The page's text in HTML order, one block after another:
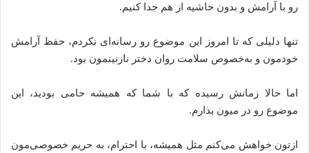
رو با آرامش و بدون حاشیه از هم جدا کنیم.
تنها دلیلی که تا امروز این موضوع رو رسانه‌ای نکردم، حفظ آرامش
خودمون و به‌خصوص سلامت روان دختر نازنینمون بود.
اما حالا زمانش رسیده که با شما که همیشه حامی بودید، این
موضوع رو در میون بذارم.
ازتون خواهش می‌کنم مثل همیشه، با احترام، به حریم خصوصی‌مون